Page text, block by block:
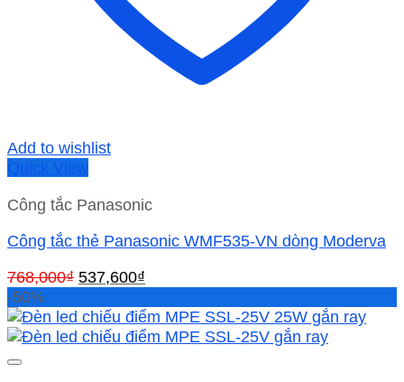
Add to wishlist
Quick View
Công tắc Panasonic
Công tắc thẻ Panasonic WMF535-VN dòng Moderva
768,000₫ Giá
là:
768,000₫.
537,600₫
tại
là:
-50%